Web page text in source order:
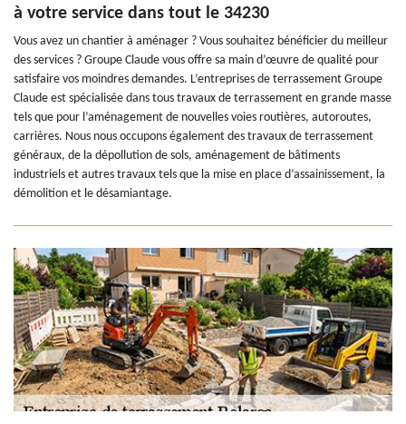
à votre service dans tout le 34230
Vous avez un chantier à aménager ? Vous souhaitez bénéficier du meilleur
des services ? Groupe Claude vous offre sa main d’œuvre de qualité pour
satisfaire vos moindres demandes. L’entreprises de terrassement Groupe
Claude est spécialisée dans tous travaux de terrassement en grande masse
tels que pour l’aménagement de nouvelles voies routières, autoroutes,
carrières. Nous nous occupons également des travaux de terrassement
généraux, de la dépollution de sols, aménagement de bâtiments
industriels et autres travaux tels que la mise en place d’assainissement, la
démolition et le désamiantage.